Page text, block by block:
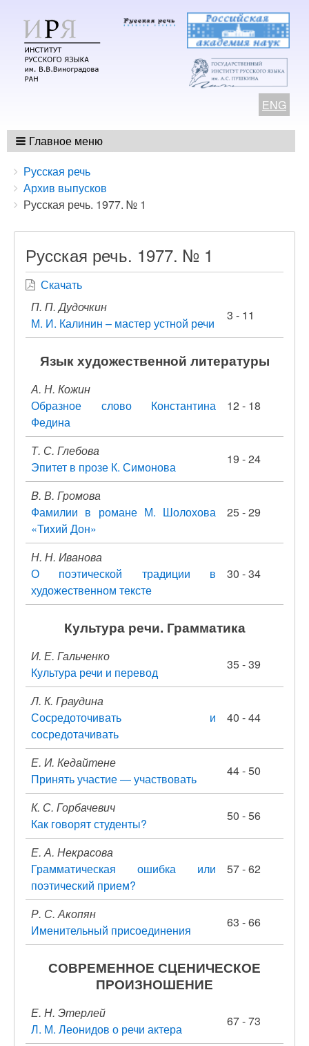
ENG
Главное меню
Breadcrumbs
You
are
here:
Русская речь
Архив выпусков
Русская речь. 1977. № 1
Русская речь. 1977. № 1
Скачать
П. П. Дудочкин
М. И. Калинин – мастер устной речи
3 - 11
Язык художественной литературы
A. Н. Кожин
Образное слово Константина
Федина
12 - 18
Т. С. Глебова
Эпитет в прозе К. Симонова
19 - 24
B. В. Громова
Фамилии в романе М. Шолохова
«Тихий Дон»
25 - 29
Н. Н. Иванова
О поэтической традиции в
художественном тексте
30 - 34
Культура речи. Грамматика
И. Е. Гальченко
Культура речи и перевод
35 - 39
Л. К. Граудина
Сосредоточивать и
сосредотачивать
40 - 44
Е. И. Кедайтене
Принять участие — участвовать
44 - 50
К. С. Горбачевич
Как говорят студенты?
50 - 56
Е. А. Некрасова
Грамматическая ошибка или
поэтический прием?
57 - 62
Р. С. Акопян
Именительный присоединения
63 - 66
СОВРЕМЕННОЕ СЦЕНИЧЕСКОЕ
ПРОИЗНОШЕНИЕ
Е. Н. Этерлей
Л. М. Леонидов о речи актера
67 - 73